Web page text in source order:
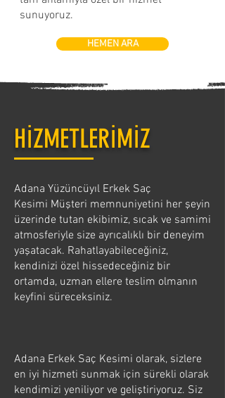
sunuyoruz.
HEMEN ARA
HİZMETLERİMİZ
Adana Yüzüncüyıl Erkek Saç
Kesimi Müşteri memnuniyetini her şeyin
üzerinde tutan ekibimiz, sıcak ve samimi
atmosferiyle size ayrıcalıklı bir deneyim
yaşatacak. Rahatlayabileceğiniz,
kendinizi özel hissedeceğiniz bir
ortamda, uzman ellere teslim olmanın
keyfini süreceksiniz.
Adana Erkek Saç Kesimi olarak, sizlere
en iyi hizmeti sunmak için sürekli olarak
kendimizi yeniliyor ve geliştiriyoruz. Siz